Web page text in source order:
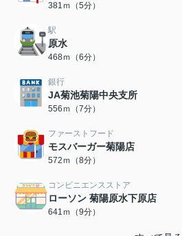
381ｍ（5分）
駅
原水
468ｍ（6分）
銀行
JA菊池菊陽中央支所
556ｍ（7分）
ファーストフード
モスバーガー菊陽店
572ｍ（8分）
コンビニエンスストア
ローソン 菊陽原水下原店
641ｍ（9分）